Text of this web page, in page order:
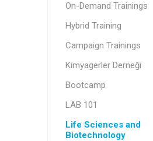
On-Demand Trainings
Hybrid Training
Campaign Trainings
Kimyagerler Derneği
Bootcamp
LAB 101
Life Sciences and
Biotechnology